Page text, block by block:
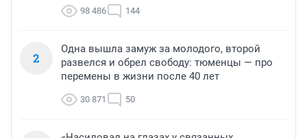
98 486 144
2
Одна вышла замуж за молодого, второй
развелся и обрел свободу: тюменцы — про
перемены в жизни после 40 лет
30 871 50